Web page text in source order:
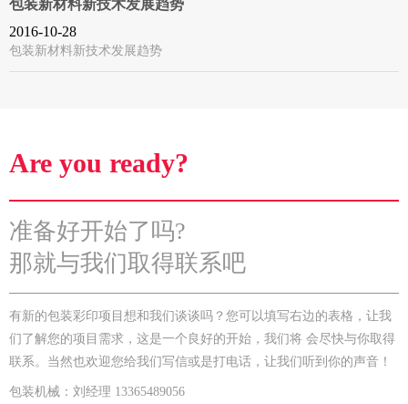
包装新材料新技术发展趋势
2016-10-28
包装新材料新技术发展趋势
Are you ready?
准备好开始了吗?
那就与我们取得联系吧
有新的包装彩印项目想和我们谈谈吗？您可以填写右边的表格，让我
们了解您的项目需求，这是一个良好的开始，我们将 会尽快与你取得
联系。当然也欢迎您给我们写信或是打电话，让我们听到你的声音！
包装机械：刘经理 13365489056